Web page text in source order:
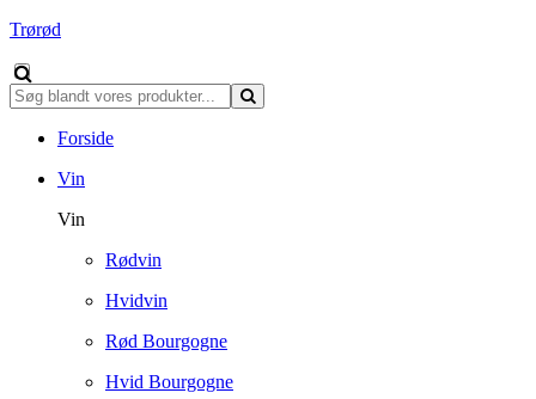
Trørød
Forside
Vin
Vin
Rødvin
Hvidvin
Rød Bourgogne
Hvid Bourgogne